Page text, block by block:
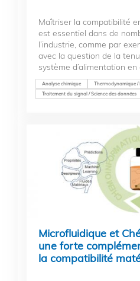
Maîtriser la compatibilité
est essentiel dans de
l’industrie, comme par
avec la question de la
système d’alimentation
Analyse chimique
Thermodynamique
Traitement du signal / Science des données
Microfluidique et
une forte
la compatibilité